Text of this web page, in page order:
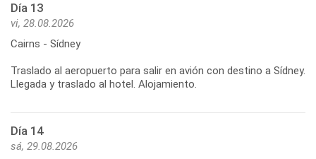
Día 13
vi, 28.08.2026
Cairns - Sídney
Traslado al aeropuerto para salir en avión con destino a Sídney.
Día 14
sá, 29.08.2026